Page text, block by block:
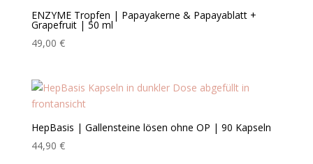
ENZYME Tropfen | Papayakerne & Papayablatt +
Grapefruit | 50 ml
49,00 €
HepBasis | Gallensteine lösen ohne OP | 90 Kapseln
44,90 €